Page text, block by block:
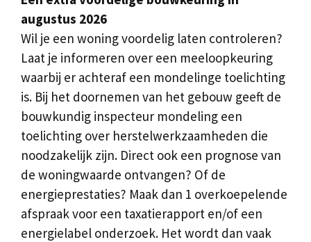
augustus 2026
Wil je een woning voordelig laten controleren?
Laat je informeren over een meeloopkeuring
waarbij er achteraf een mondelinge toelichting
is. Bij het doornemen van het gebouw geeft de
bouwkundig inspecteur mondeling een
toelichting over herstelwerkzaamheden die
noodzakelijk zijn. Direct ook een prognose van
de woningwaarde ontvangen? Of de
energieprestaties? Maak dan 1 overkoepelende
afspraak voor een taxatierapport en/of een
energielabel onderzoek. Het wordt dan vaak